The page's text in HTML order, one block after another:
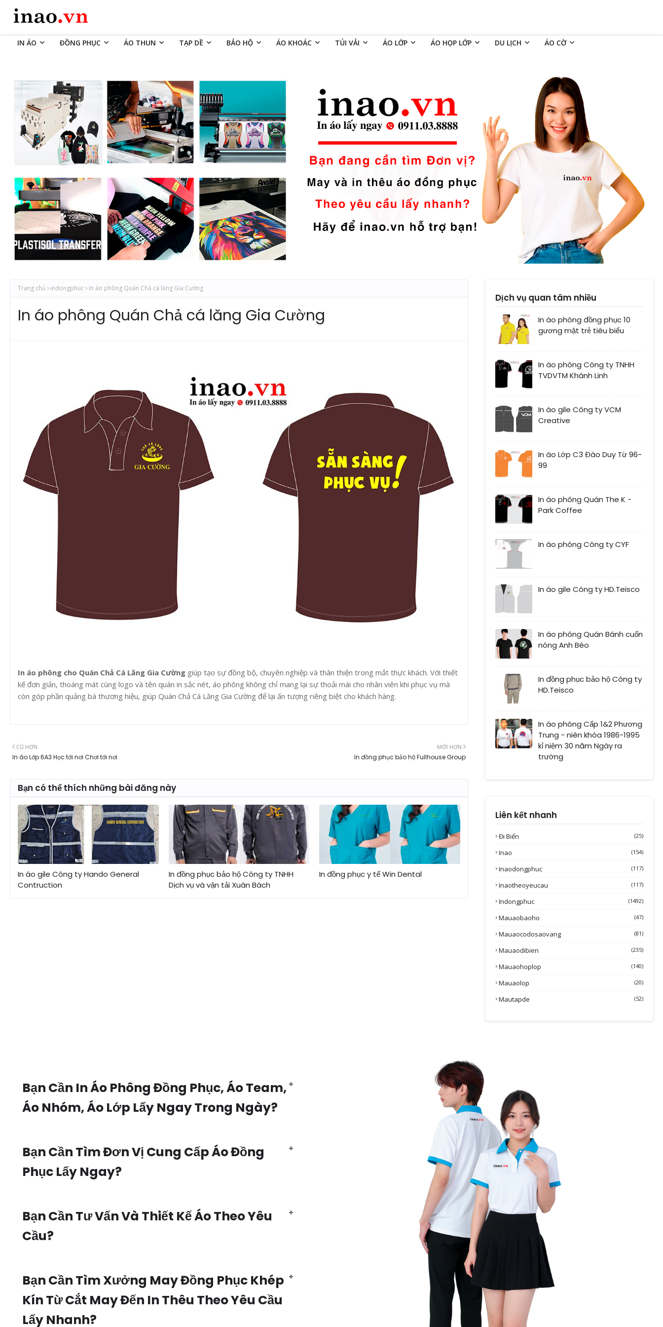
IN ÁO ĐỒNG PHỤC ÁO THUN TẠP DỀ BẢO HỘ ÁO KHOÁC TÚI VẢI ÁO LỚP ÁO HỌP LỚP DU LỊCH ÁO CỜ
Trang chủ indongphuc In áo phông Quán Chả cá lăng Gia Cường
In áo phông Quán Chả cá lăng Gia Cường
In áo phông cho Quán Chả Cá Lăng Gia Cường giúp tạo sự đồng bộ, chuyên nghiệp và thân thiện trong mắt thực khách. Với thiết
kế đơn giản, thoáng mát cùng logo và tên quán in sắc nét, áo phông không chỉ mang lại sự thoải mái cho nhân viên khi phục vụ mà
còn góp phần quảng bá thương hiệu, giúp Quán Chả Cá Lăng Gia Cường để lại ấn tượng riêng biệt cho khách hàng.
MỚI HƠN
In đồng phục bảo hộ Fullhouse Group
CŨ HƠN
In áo Lớp 6A3 Học tới nơi Chơi tới nơi
Bạn có thể thích những bài đăng này
In áo gile Công ty Hando General
Contruction
In đồng phục bảo hộ Công ty TNHH
Dịch vụ và vận tải Xuân Bách
In đồng phục y tế Win Dental
Dịch vụ quan tâm nhiều
In áo phông đồng phục 10
gương mặt trẻ tiêu biểu
In áo phông Công ty TNHH
TVDVTM Khánh Linh
In áo gile Công ty VCM
Creative
In áo Lớp C3 Đào Duy Từ 96-
99
In áo phông Quán The K -
Park Coffee
In áo phông Công ty CYF
In áo gile Công ty HD.Teisco
In áo phông Quán Bánh cuốn
nóng Anh Béo
In đồng phục bảo hộ Công ty
HD.Teisco
In áo phông Cấp 1&2 Phương
Trung - niên khóa 1986-1995
kỉ niệm 30 năm Ngày ra
trường
Liên kết nhanh
Đi Biển (25)
Inao (154)
Inaodongphuc (117)
Inaotheoyeucau (117)
Indongphuc (1492)
Mauaobaoho (47)
Mauaocodosaovang (81)
Mauaodibien (235)
Mauaohoplop (140)
Mauaolop (20)
Mautapde (52)
Bạn Cần In Áo Phông Đồng Phục, Áo Team,
Áo Nhóm, Áo Lớp Lấy Ngay Trong Ngày?
Bạn Cần Tìm Đơn Vị Cung Cấp Áo Đồng
Phục Lấy Ngay?
Bạn Cần Tư Vấn Và Thiết Kế Áo Theo Yêu
Cầu?
Bạn Cần Tìm Xưởng May Đồng Phục Khép
Kín Từ Cắt May Đến In Thêu Theo Yêu Cầu
Lấy Nhanh?